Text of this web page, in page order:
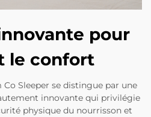
pour
le confort
Sleeper se distingue par une
innovante qui privilégie
physique du nourrisson et